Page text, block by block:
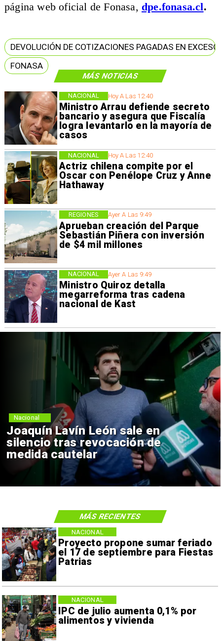
MÁS NOTICIAS
Hoy A Las 12:40
Ministro Arrau defiende secreto
bancario y asegura que Fiscalía
logra levantarlo en la mayoría de
casos
NACIONAL
Hoy A Las 12:40
Actriz chilena compite por el
Oscar con Penélope Cruz y Anne
Hathaway
NACIONAL
Ayer A Las 9:49
Aprueban creación del Parque
Sebastián Piñera con inversión
de $4 mil millones
REGIONES
Ayer A Las 9:49
Ministro Quiroz detalla
megarreforma tras cadena
nacional de Kast
NACIONAL
página web oficial de Fonasa, dpe.fonasa.cl.
DEVOLUCIÓN DE COTIZACIONES PAGADAS EN EXCESO
FONASA
Joaquín Lavín León sale en
silencio tras revocación de
medida cautelar
Nacional
Proyecto propone sumar feriado
el 17 de septiembre para Fiestas
Patrias
NACIONAL
IPC de julio aumenta 0,1% por
alimentos y vivienda
NACIONAL
MÁS RECIENTES